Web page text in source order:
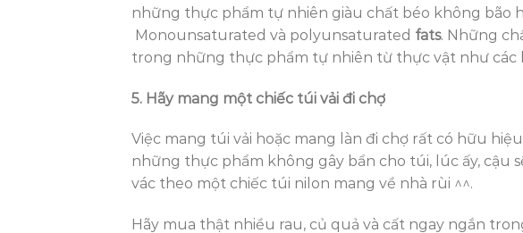
những thực phẩm tự nhiên giàu chất béo không bão
Monounsaturated và polyunsaturated fats. Những
trong những thực phẩm tự nhiên từ thực vật như các
5. Hãy mang một chiếc túi vải đi chợ
Việc mang túi vải hoặc mang làn đi chợ rất có hữu
những thực phẩm không gây bẩn cho túi, lúc ấy, cậu
vác theo một chiếc túi nilon mang về nhà rùi ^^.
Hãy mua thật nhiều rau, củ quả và cất ngay ngắn